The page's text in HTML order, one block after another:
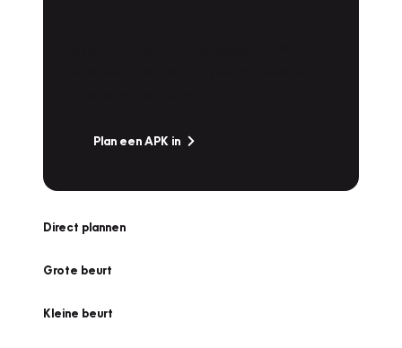
Plan een APK in
Direct plannen
Grote beurt
Kleine beurt